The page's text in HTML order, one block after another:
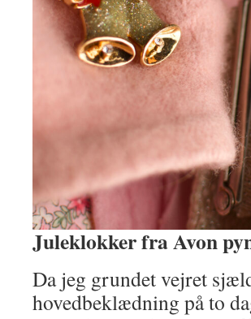
Juleklokker fra Avon
Da jeg grundet vejret
hovedbeklædning på to